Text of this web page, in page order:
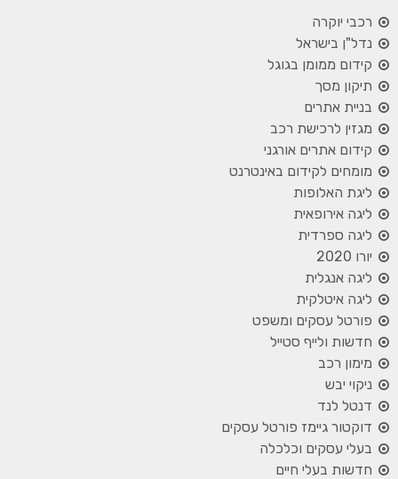
רכבי יוקרה
נדל"ן בישראל
קידום ממומן בגוגל
תיקון מסך
בניית אתרים
מגזין לרכישת רכב
קידום אתרים אורגני
מומחים לקידום באינטרנט
ליגת האלופות
ליגה אירופאית
ליגה ספרדית
יורו 2020
ליגה אנגלית
ליגה איטלקית
פורטל עסקים ומשפט
חדשות ולייף סטייל
מימון רכב
ניקוי יבש
דנטל לנד
דוקטור גיימז פורטל עסקים
בעלי עסקים וכלכלה
חדשות בעלי חיים